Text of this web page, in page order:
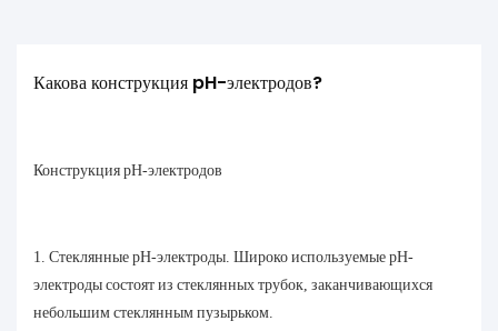
Какова конструкция pH-электродов?
Конструкция pH-электродов
1. Стеклянные pH-электроды. Широко используемые pH-
электроды состоят из стеклянных трубок, заканчивающихся
небольшим стеклянным пузырьком.